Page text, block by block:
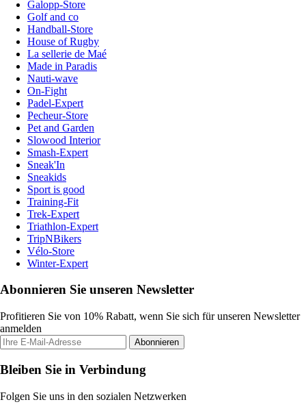
Galopp-Store
Golf and co
Handball-Store
House of Rugby
La sellerie de Maé
Made in Paradis
Nauti-wave
On-Fight
Padel-Expert
Pecheur-Store
Pet and Garden
Slowood Interior
Smash-Expert
Sneak'In
Sneakids
Sport is good
Training-Fit
Trek-Expert
Triathlon-Expert
TripNBikers
Vélo-Store
Winter-Expert
Abonnieren Sie unseren Newsletter
Profitieren Sie von 10% Rabatt, wenn Sie sich für unseren Newsletter
anmelden
Abonnieren
Bleiben Sie in Verbindung
Folgen Sie uns in den sozialen Netzwerken